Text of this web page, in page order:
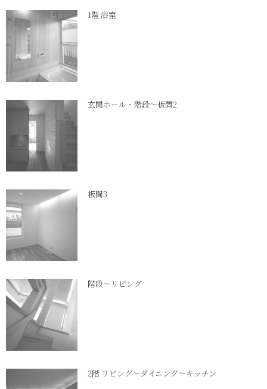
1階 浴室
玄関ホール・階段～板間2
板間3
階段～リビング
2階 リビング～ダイニング～キッチン